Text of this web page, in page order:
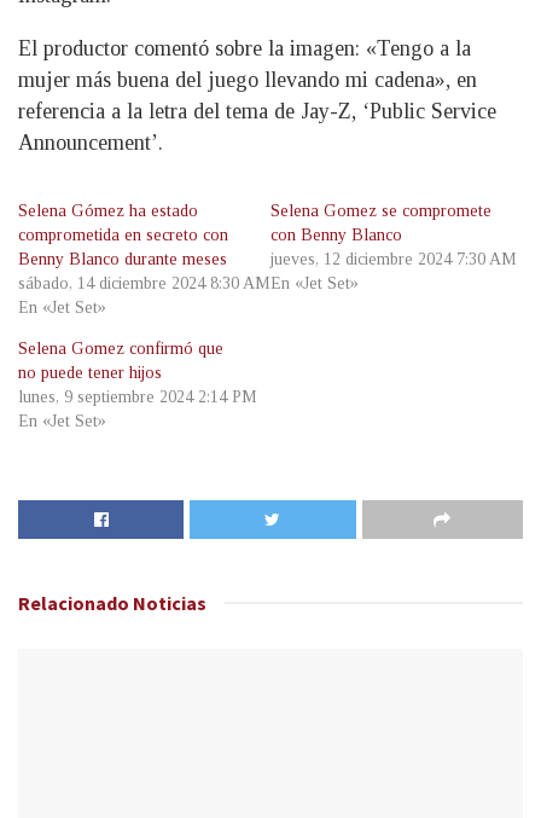
El productor comentó sobre la imagen: «Tengo a la
mujer más buena del juego llevando mi cadena», en
referencia a la letra del tema de Jay-Z, ‘Public Service
Announcement’.
Selena Gómez ha estado
comprometida en secreto con
Benny Blanco durante meses
sábado, 14 diciembre 2024 8:30 AM
En «Jet Set»
Selena Gomez se compromete
con Benny Blanco
jueves, 12 diciembre 2024 7:30 AM
En «Jet Set»
Selena Gomez confirmó que
no puede tener hijos
lunes, 9 septiembre 2024 2:14 PM
En «Jet Set»
Relacionado Noticias